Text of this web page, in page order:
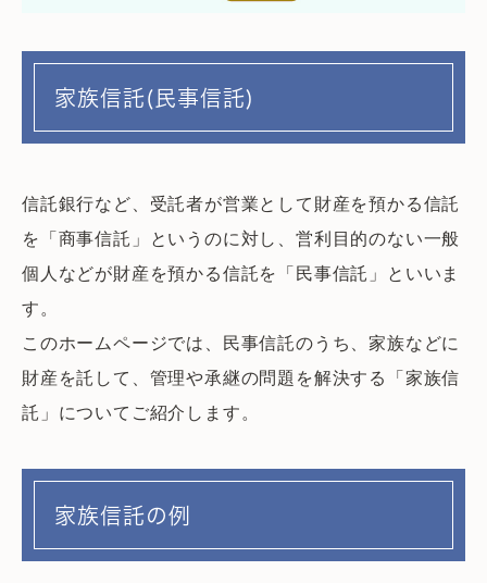
家族信託(民事信託)
信託銀行など、受託者が営業として財産を預かる信託
を「商事信託」というのに対し、営利目的のない一般
個人などが財産を預かる信託を「民事信託」といいま
す。
このホームページでは、民事信託のうち、家族などに
財産を託して、管理や承継の問題を解決する「家族信
託」についてご紹介します。
家族信託の例